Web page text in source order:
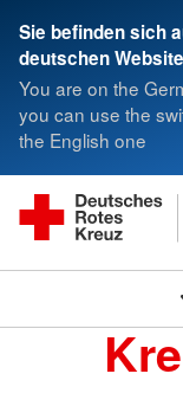
Sie befinden sich
deutschen Website
You are on the
you can use the
the English one